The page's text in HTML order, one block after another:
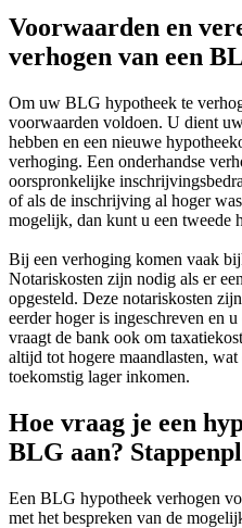
Voorwaarden en
verhogen van een
Om uw BLG hypotheek te
voorwaarden voldoen. U dient
hebben en een nieuwe
verhoging. Een onderhandse
oorspronkelijke
of als de inschrijving al hoger
mogelijk, dan kunt u een tweede
Bij een verhoging komen vaak
Notariskosten zijn nodig als er
opgesteld. Deze notariskosten
eerder hoger is ingeschreven en
vraagt de bank ook om
altijd tot hogere maandlasten,
toekomstig lager inkomen.
Hoe vraag je een
BLG aan?
Een BLG hypotheek verhogen
met het bespreken van de